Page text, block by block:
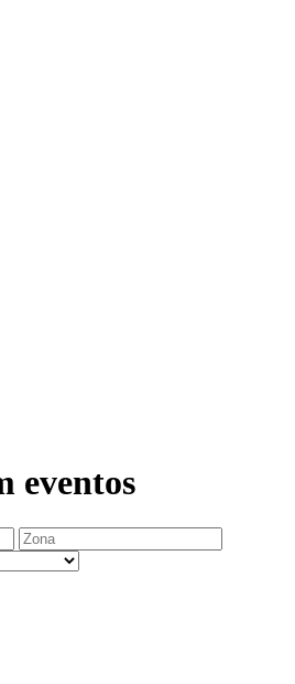
eventos